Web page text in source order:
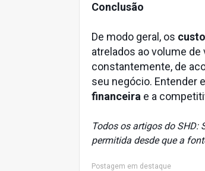
Conclusão
De modo geral, os
atrelados ao volume
constantemente, de
seu negócio. Entender e
financeira e a
Todos os artigos do SHD:
permitida desde que a
Postagem em destaque